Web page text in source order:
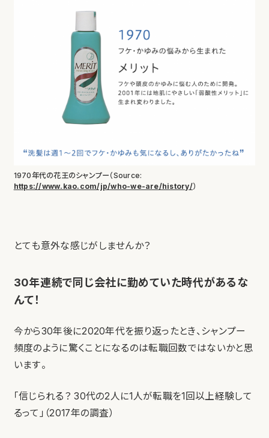
1970年代の花王のシャンプー（Source:
https://www.kao.com/jp/who-we-are/history/）
とても意外な感じがしませんか？
30年連続で同じ会社に勤めていた時代があるな
んて！
今から30年後に2020年代を振り返ったとき、シャンプー
頻度のように驚くことになるのは転職回数ではないかと思
います。
「信じられる？ 30代の2人に1人が転職を1回以上経験して
るって」（2017年の調査）